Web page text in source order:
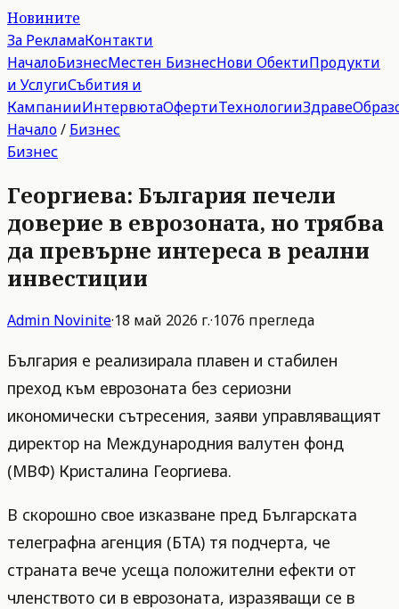
Новините
За РекламаКонтакти
НачалоБизнесМестен БизнесНови ОбектиПродукти
и УслугиСъбития и
КампанииИнтервютаОфертиТехнологииЗдраве
Начало/ Бизнес
Бизнес
Георгиева: България печели
доверие в еврозоната, но трябва
да превърне интереса в реални
инвестиции
Admin Novinite·18 май 2026 г.·1076 прегледа
България е реализирала плавен и стабилен
преход към еврозоната без сериозни
икономически сътресения, заяви управляващият
директор на Международния валутен фонд
(МВФ) Кристалина Георгиева.
В скорошно свое изказване пред Българската
телеграфна агенция (БТА) тя подчерта, че
страната вече усеща положителни ефекти от
членството си в еврозоната, изразяващи се в